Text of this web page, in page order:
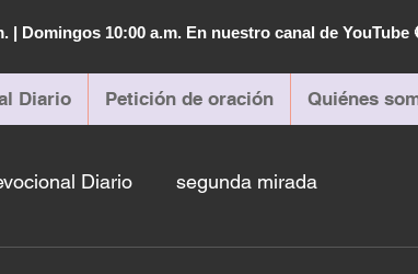
| Domingos 10:00 a.m. En nuestro canal de YouTube
Diario Petición de oración Quiénes
Diario segunda mirada